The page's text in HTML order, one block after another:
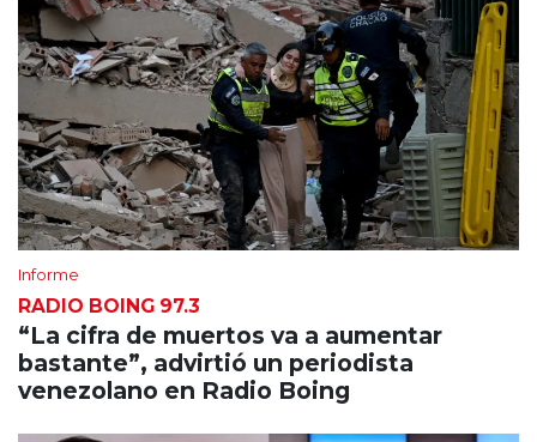
Informe
RADIO BOING 97.3
“La cifra de muertos va a aumentar
bastante”, advirtió un periodista
venezolano en Radio Boing